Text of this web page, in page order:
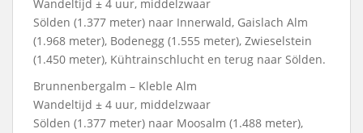
Wandeltijd ± 4 uur, middelzwaar
Sölden (1.377 meter) naar Innerwald, Gaislach Alm
(1.968 meter), Bodenegg (1.555 meter), Zwieselstein
(1.450 meter), Kühtrainschlucht en terug naar Sölden.
Brunnenbergalm – Kleble Alm
Wandeltijd ± 4 uur, middelzwaar
Sölden (1.377 meter) naar Moosalm (1.488 meter),